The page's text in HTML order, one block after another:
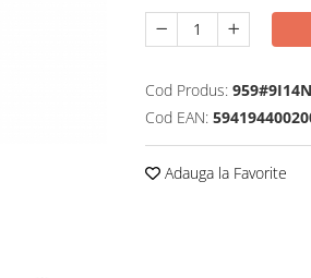
Cod Produs:
Cod EAN:
Adauga la Favorite